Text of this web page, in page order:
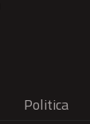
Politica